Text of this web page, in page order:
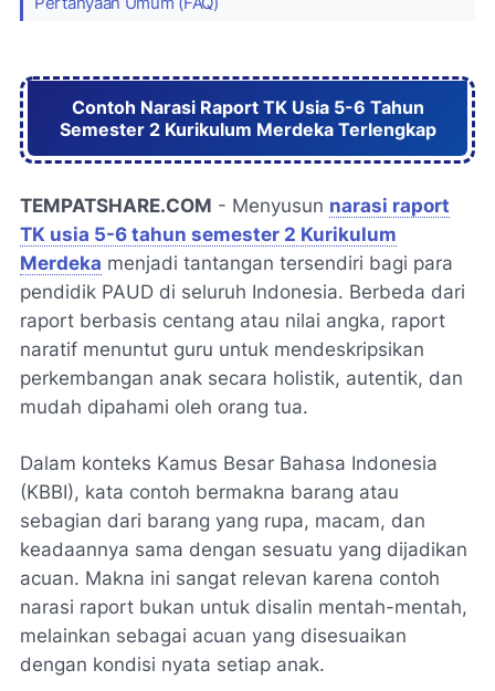
Contoh Narasi Raport TK Usia 5-6 Tahun
Semester 2 Kurikulum Merdeka Terlengkap
TEMPATSHARE.COM - Menyusun narasi raport
TK usia 5-6 tahun semester 2 Kurikulum
Merdeka menjadi tantangan tersendiri bagi para
pendidik PAUD di seluruh Indonesia. Berbeda dari
raport berbasis centang atau nilai angka, raport
naratif menuntut guru untuk mendeskripsikan
perkembangan anak secara holistik, autentik, dan
mudah dipahami oleh orang tua.
Dalam konteks Kamus Besar Bahasa Indonesia
(KBBI), kata contoh bermakna barang atau
sebagian dari barang yang rupa, macam, dan
keadaannya sama dengan sesuatu yang dijadikan
acuan. Makna ini sangat relevan karena contoh
narasi raport bukan untuk disalin mentah-mentah,
melainkan sebagai acuan yang disesuaikan
dengan kondisi nyata setiap anak.